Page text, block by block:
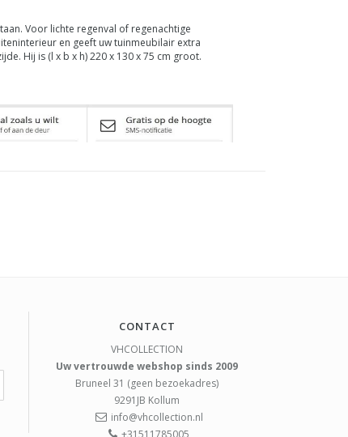
Voor lichte regenval of regenachtige
en geeft uw tuinmeubilair extra
Hij is (l x b x h) 220 x 130 x 75 cm groot.
CONTACT
VHCOLLECTION
Uw vertrouwde webshop sinds 2009
Bruneel 31 (geen bezoekadres)
9291JB Kollum
info@vhcollection.nl